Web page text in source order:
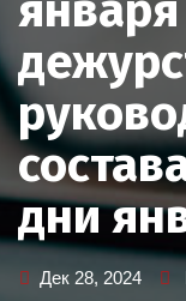
дни
Дек 28, 2024